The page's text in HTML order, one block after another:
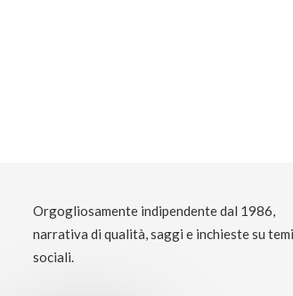
Orgogliosamente indipendente dal 1986,
narrativa di qualità, saggi e inchieste su temi
sociali.